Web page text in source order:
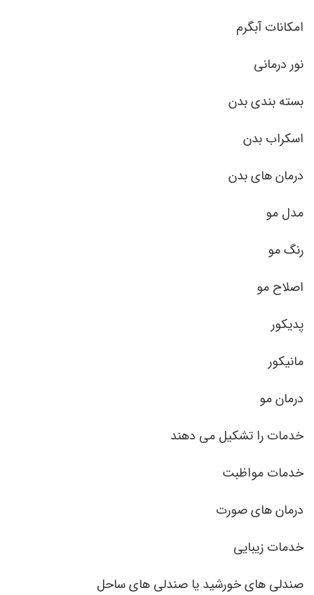
امکانات آبگرم
نور درمانی
بسته بندی بدن
اسکراب بدن
درمان های بدن
مدل مو
رنگ مو
اصلاح مو
پدیکور
مانیکور
درمان مو
خدمات را تشکیل می دهند
خدمات مواظبت
درمان های صورت
خدمات زیبایی
صندلی های خورشید یا صندلی های ساحل